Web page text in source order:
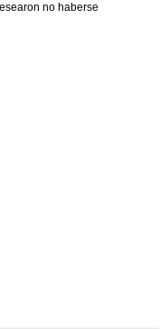
no haberse